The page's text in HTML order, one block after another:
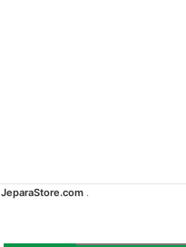
JeparaStore.com.